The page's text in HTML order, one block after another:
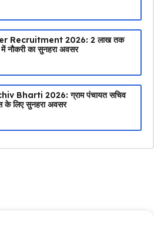
Recruitment 2026: ₹2 लाख तक
नौकरी का सुनहरा अवसर
Bharti 2026: ग्राम पंचायत सचिव
के लिए सुनहरा अवसर